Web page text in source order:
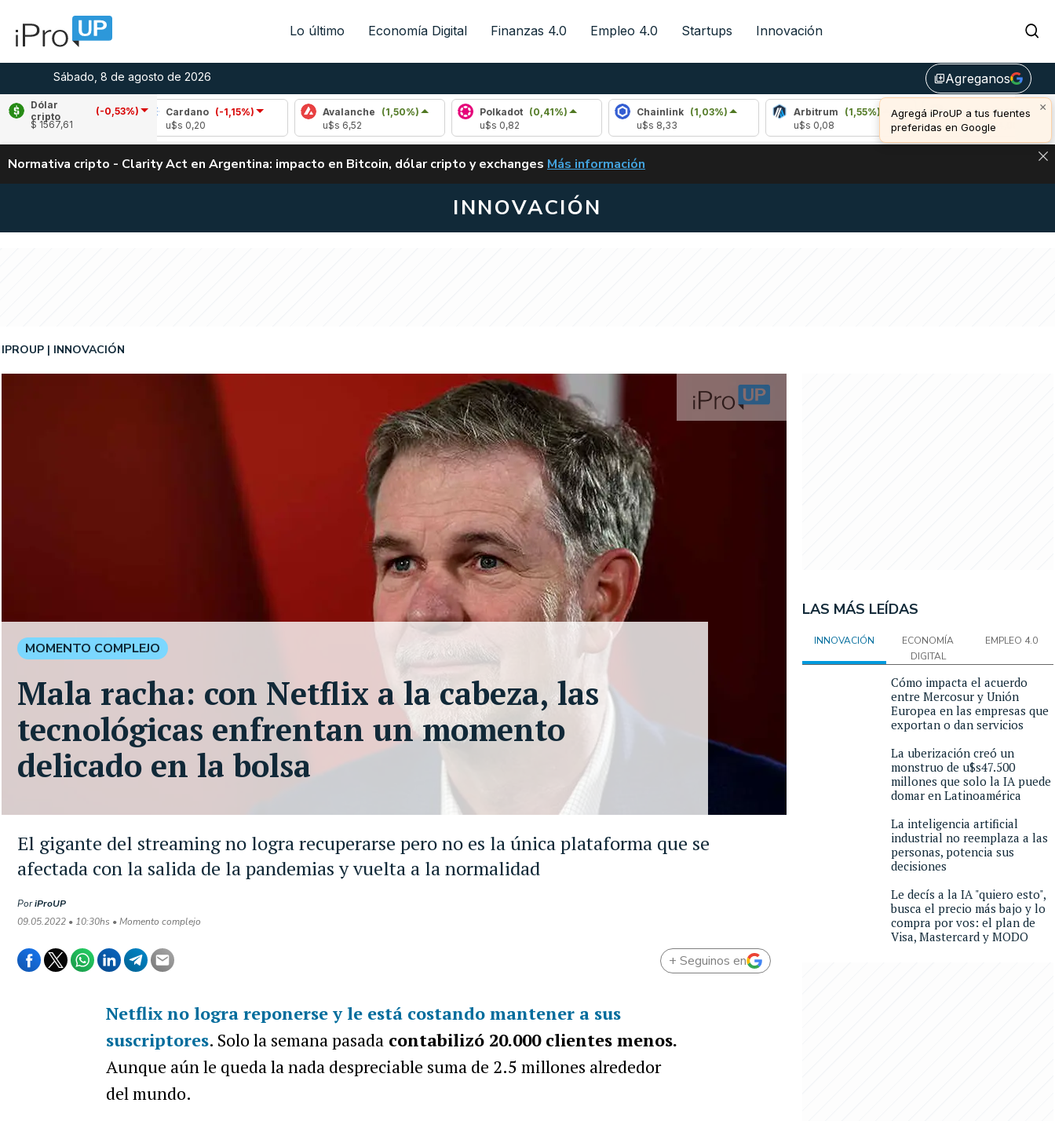
Lo último Economía Digital Finanzas 4.0 Empleo 4.0 Startups Innovación
Sábado, 8 de agosto de 2026 library_addAgreganos
×
Agregá iProUP a tus fuentes
preferidas en Google
Dólar
cripto
(-0,53%)
$ 1567,61
Cardano
(-1,15%)
Avalanche
(1,50%)
Polkadot
(0,41%)
Chainlink
(1,03%)
Arbitrum
(1,55%)
Bitcoin
(0,19%)
u$s 64.994,00
Normativa cripto - Clarity Act en Argentina: impacto en Bitcoin, dólar cripto y exchanges CLARITY ACT EN ARGENTINA: IMPACTO EN BITCOIN, DÓLAR CRIPTO Y EXCHANGES
Más información
INNOVACIÓN
El gigante del streaming no logra recuperarse pero no es la única plataforma que se
afectada con la salida de la pandemias y vuelta a la normalidad
IPROUP INNOVACIÓN
PoriProUP
09.05.2022 • 10:30hs • Momento complejo
MOMENTO COMPLEJO
Mala racha: con Netflix a la cabeza, las
tecnológicas enfrentan un momento
delicado en la bolsa
+ Seguinos en
Netflixno logra reponerse y le está costando mantener a sus
suscriptores. Solo la semana pasadacontabilizó 20.000 clientes menos.
Aunque aún le queda la nada despreciable suma de 2.5 millones alrededor
del mundo.
LAS MÁS LEÍDAS
INNOVACIÓN
ECONOMÍA
DIGITAL
EMPLEO 4.0
Cómo impacta el acuerdo
entre Mercosur y Unión
Europea en las empresas que
exportan o dan servicios
La uberización creó un
monstruo de u$s47.500
millones que solo la IA puede
domar en Latinoamérica
La inteligencia artificial
industrial no reemplaza a las
personas, potencia sus
decisiones
Le decís a la IA "quiero esto",
busca el precio más bajo y lo
compra por vos: el plan de
Visa, Mastercard y MODO